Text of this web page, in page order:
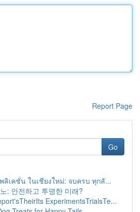
Report Page
Go
ลิเคชั่น ในเชียงใหม่: จบครบ ทุกลั...
: 안전하고 투명한 미래?
ExperimentsTrialsTe...